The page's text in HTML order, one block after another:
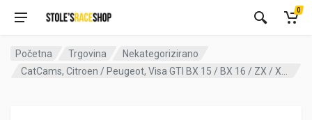
0
Početna Trgovina
Nekategorizirano